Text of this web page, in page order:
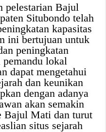
pelestarian Bajul
Situbondo telah
kapasitas
ini bertujuan untuk
peningkatan
lokal
dapat mengetahui
dan keunikan
dengan adanya
akan semakin
Bajul Mati dan turut
situs sejarah